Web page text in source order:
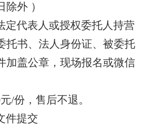
外 ）
定代表人或授权委托人持营
托书、法人身份证、被委托
加盖公章，现场报名或微信
/份，售后不退。
件提交